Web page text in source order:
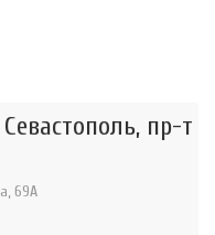
пр-т
69А